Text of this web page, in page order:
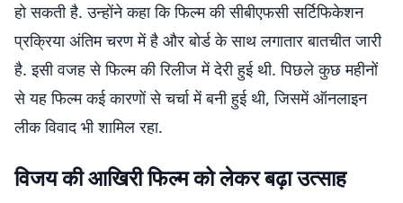
हो सकती है. उन्होंने कहा कि फिल्म की सीबीएफसी सर्टिफिकेशन
प्रक्रिया अंतिम चरण में है और बोर्ड के साथ लगातार बातचीत जारी
है. इसी वजह से फिल्म की रिलीज में देरी हुई थी. पिछले कुछ महीनों
से यह फिल्म कई कारणों से चर्चा में बनी हुई थी, जिसमें ऑनलाइन
लीक विवाद भी शामिल रहा.
विजय की आखिरी फिल्म को लेकर बढ़ा उत्साह